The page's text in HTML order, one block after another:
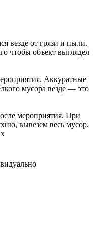
везде от грязи и пыли.
чтобы объект выглядел
Аккуратные
мусора везде — это
мероприятия. При
вывезем весь мусор.